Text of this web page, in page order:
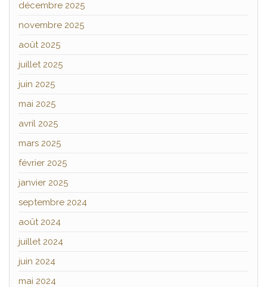
décembre 2025
novembre 2025
août 2025
juillet 2025
juin 2025
mai 2025
avril 2025
mars 2025
février 2025
janvier 2025
septembre 2024
août 2024
juillet 2024
juin 2024
mai 2024